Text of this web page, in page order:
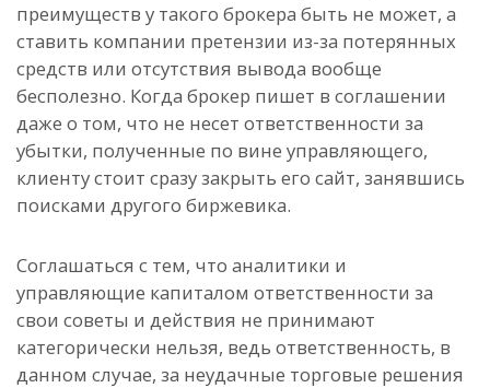
преимуществ у такого брокера быть не может, а
ставить компании претензии из-за потерянных
средств или отсутствия вывода вообще
бесполезно. Когда брокер пишет в соглашении
даже о том, что не несет ответственности за
убытки, полученные по вине управляющего,
клиенту стоит сразу закрыть его сайт, занявшись
поисками другого биржевика.
Соглашаться с тем, что аналитики и
управляющие капиталом ответственности за
свои советы и действия не принимают
категорически нельзя, ведь ответственность, в
данном случае, за неудачные торговые решения